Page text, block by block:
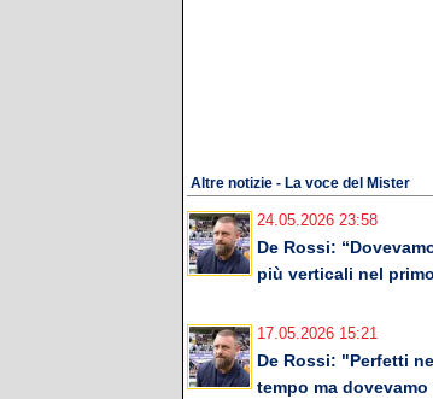
Altre notizie - La voce del Mister
24.05.2026 23:58
De Rossi:
più verticali nel
17.05.2026 15:21
De Rossi: "Perfetti
tempo ma dovevamo